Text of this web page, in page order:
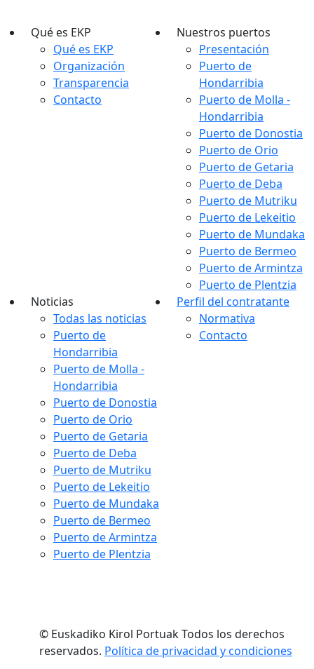
Qué es EKP
Qué es EKP
Organización
Transparencia
Contacto
Nuestros puertos
Presentación
Puerto de
Hondarribia
Puerto de Molla -
Hondarribia
Puerto de Donostia
Puerto de Orio
Puerto de Getaria
Puerto de Deba
Puerto de Mutriku
Puerto de Lekeitio
Puerto de Mundaka
Puerto de Bermeo
Puerto de Armintza
Puerto de Plentzia
Noticias
Todas las noticias
Puerto de
Hondarribia
Puerto de Molla -
Hondarribia
Puerto de Donostia
Puerto de Orio
Puerto de Getaria
Puerto de Deba
Puerto de Mutriku
Puerto de Lekeitio
Puerto de Mundaka
Puerto de Bermeo
Puerto de Armintza
Puerto de Plentzia
Perfil del contratante
Normativa
Contacto
© Euskadiko Kirol Portuak Todos los derechos
reservados. Política de privacidad y condiciones